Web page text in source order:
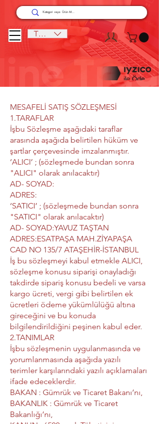
TRY (₺)
MESAFELİ SATIŞ SÖZLEŞMESİ
1.TARAFLAR
İşbu Sözleşme aşağıdaki taraflar
arasında aşağıda belirtilen hüküm ve
şartlar çerçevesinde imzalanmıştır.
‘ALICI’ ; (sözleşmede bundan sonra
"ALICI" olarak anılacaktır)
AD- SOYAD:
ADRES:
‘SATICI’ ; (sözleşmede bundan sonra
"SATICI" olarak anılacaktır)
AD- SOYAD:YAVUZ TAŞTAN
ADRES:ESATPAŞA MAH.ZİYAPAŞA
CAD NO 135/7 ATAŞEHİR-İSTANBUL
İş bu sözleşmeyi kabul etmekle ALICI,
sözleşme konusu siparişi onayladığı
takdirde sipariş konusu bedeli ve varsa
kargo ücreti, vergi gibi belirtilen ek
ücretleri ödeme yükümlülüğü altına
gireceğini ve bu konuda
bilgilendirildiğini peşinen kabul eder.
2.TANIMLAR
İşbu sözleşmenin uygulanmasında ve
yorumlanmasında aşağıda yazılı
terimler karşılarındaki yazılı açıklamaları
ifade edeceklerdir.
BAKAN : Gümrük ve Ticaret Bakanı’nı,
BAKANLIK : Gümrük ve Ticaret
Bakanlığı’nı,